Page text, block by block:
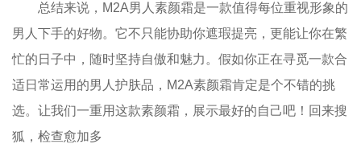
总结来说，M2A男人素颜霜是一款值得每位重视形象的
男人下手的好物。它不只能协助你遮瑕提亮，更能让你在繁
忙的日子中，随时坚持自傲和魅力。假如你正在寻觅一款合
适日常运用的男人护肤品，M2A素颜霜肯定是个不错的挑
选。让我们一重用这款素颜霜，展示最好的自己吧！回来搜
狐，检查愈加多